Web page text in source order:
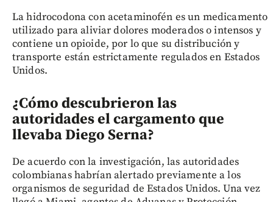
La hidrocodona con acetaminofén es un medicamento
utilizado para aliviar dolores moderados o intensos y
contiene un opioide, por lo que su distribución y
transporte están estrictamente regulados en Estados
Unidos.
¿Cómo descubrieron las
autoridades el cargamento que
llevaba Diego Serna?
De acuerdo con la investigación, las autoridades
colombianas habrían alertado previamente a los
organismos de seguridad de Estados Unidos. Una vez